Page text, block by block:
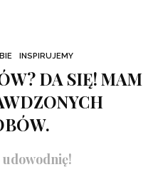
INSPIRUJEMY
DA SIĘ! MAM
udowodnię!